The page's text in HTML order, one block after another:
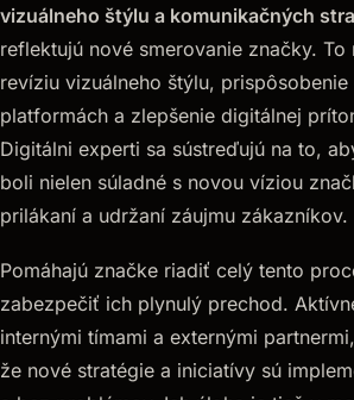
vizuálneho štýlu a komunikačných
reflektujú nové smerovanie značky. To
revíziu vizuálneho štýlu,
platformách a zlepšenie digitálnej
Digitálni experti sa sústreďujú na to,
boli nielen súladné s novou víziou
prilákaní a udržaní záujmu zákazníkov.
Pomáhajú značke riadiť celý tento
zabezpečiť ich plynulý prechod.
internými tímami a externými
že nové stratégie a iniciatívy sú